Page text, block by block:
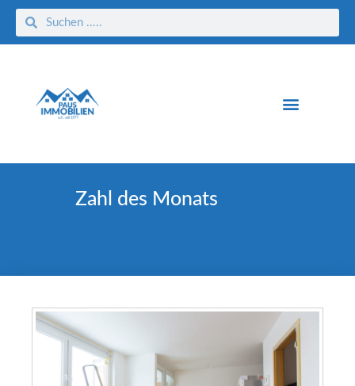
Zahl des Monats